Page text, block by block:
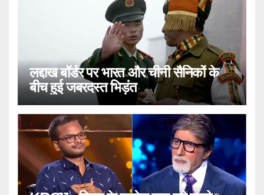
लद्दाख बॉर्डर पर भारत और चीनी सैनिकों के
बीच हुई जबरदस्त भिड़ंत